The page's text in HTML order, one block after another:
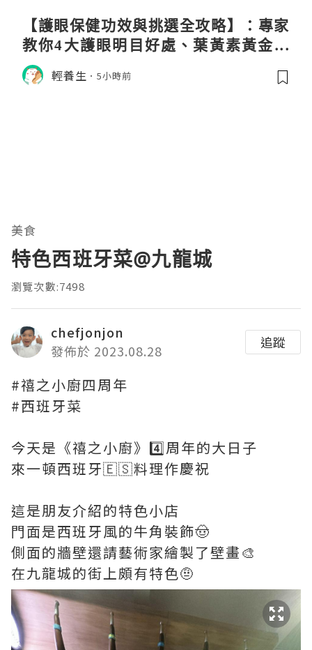
【護眼保健功效與挑選全攻略】：專家
教你4大護眼明目好處、葉黃素黃金比
例與挑選秘訣
輕養生 5小時前
美食
特色西班牙菜@九龍城
瀏覽次數:7498
chefjonjon
發佈於 2023.08.28
追蹤
#禧之小廚四周年
#西班牙菜
今天是《禧之小廚》4️⃣周年的大日子
來一頓西班牙🇪🇸料理作慶祝
這是朋友介紹的特色小店
門面是西班牙風的牛角裝飾🤠
側面的牆壁還請藝術家繪製了壁畫🎨
在九龍城的街上頗有特色🤨